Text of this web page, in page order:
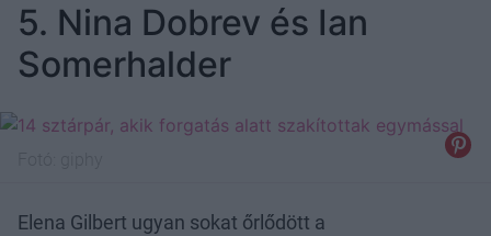
5. Nina Dobrev és Ian
Somerhalder
Elena Gilbert ugyan sokat őrlődött a